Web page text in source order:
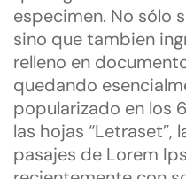
especimen. No sólo
sino que tambien
relleno en
quedando
popularizado en los
las hojas “Letraset”,
pasajes de Lorem